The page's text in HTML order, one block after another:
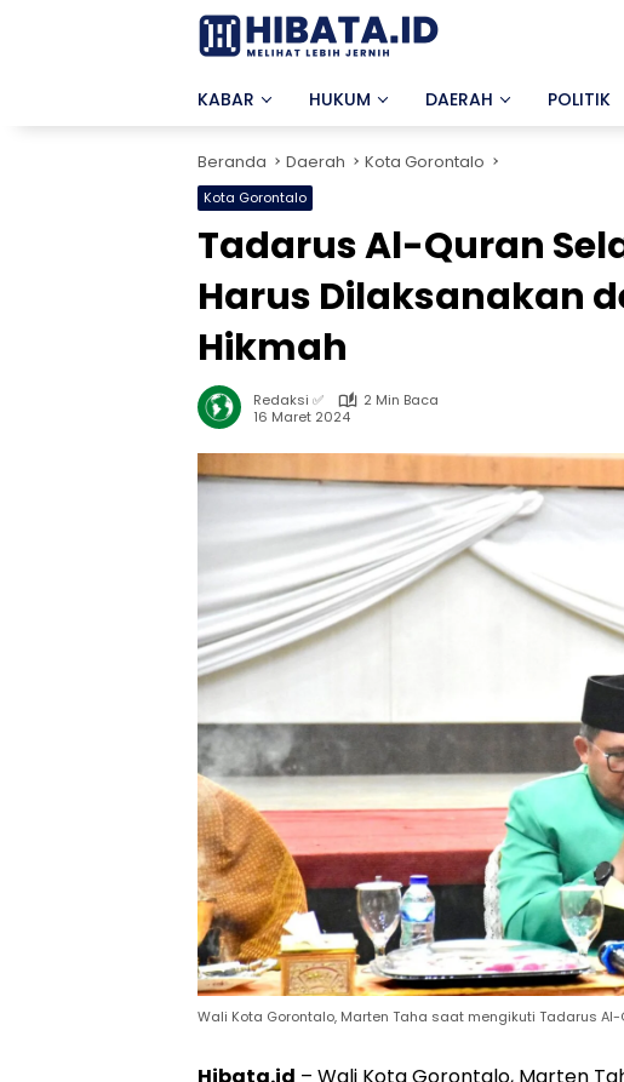
KABAR HUKUM DAERAH POLITIK
Beranda Daerah Kota Gorontalo
Kota Gorontalo
Tadarus Al-Quran
Harus Dilaksanakan
Hikmah
Redaksi ✅
2 Min Baca
16 Maret 2024
Wali Kota Gorontalo, Marten Taha saat mengikuti Tadarus Al-
Hibata.id – Wali Kota Gorontalo, Marten